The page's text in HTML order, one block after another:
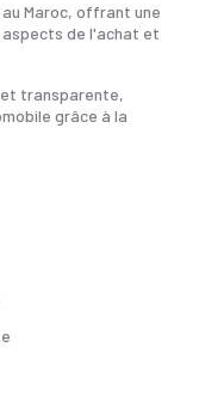
Maroc, offrant une
de l'achat et
transparente,
grâce à la